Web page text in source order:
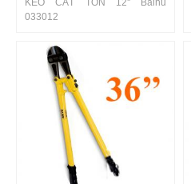
KÉO CẮT TÔN 12'' Baihu
033012